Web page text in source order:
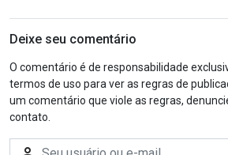
Deixe seu comentário
O comentário é de responsabilidade
termos de uso para ver as regras de
um comentário que viole as regras,
contato.